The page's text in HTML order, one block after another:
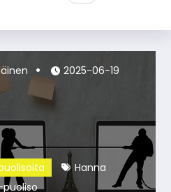
2026-07-08
Hanna
puoliso
2025-06-19